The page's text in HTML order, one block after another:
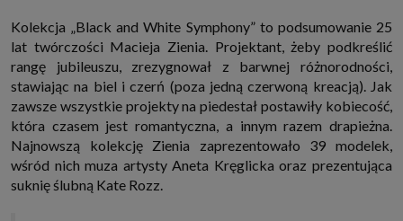
interesujesz się motoryzacją i oglądasz artykuły w biznesistyl.pl lub na
innych stronach internetowych, to możemy Ci wyświetlić reklamę
dotyczącą artykułu w serwisie biznesistyl.pl/automoto. Takie
przetwarzanie danych to realizacja naszych prawnie uzasadnionych
interesów.
3. Za Twoją zgodą usługi marketingowe dostarczą Ci nasi Zaufani
Partnerzy oraz my dla podmiotów trzecich. Aby móc pokazać interesujące
Cię reklamy (np. produktu, którego możesz potrzebować) reklamodawcy i
ich przedstawiciele chcieliby mieć możliwość przetwarzania Twoich
danych związanych z odwiedzanymi przez Ciebie stronami
internetowymi. Udzielenie takiej zgody jest dobrowolne, nie musisz jej
udzielać, nie pozbawi Cię to dostępu do naszych usług. Masz również
Kolekcja „Black and White Symphony” to podsumowanie 25
lat twórczości Macieja Zienia. Projektant, żeby podkreślić
rangę jubileuszu, zrezygnował z barwnej różnorodności,
stawiając na biel i czerń (poza jedną czerwoną kreacją). Jak
zawsze wszystkie projekty na piedestał postawiły kobiecość,
która czasem jest romantyczna, a innym razem drapieżna.
Najnowszą kolekcję Zienia zaprezentowało 39 modelek,
wśród nich muza artysty Aneta Kręglicka oraz prezentująca
suknię ślubną Kate Rozz.